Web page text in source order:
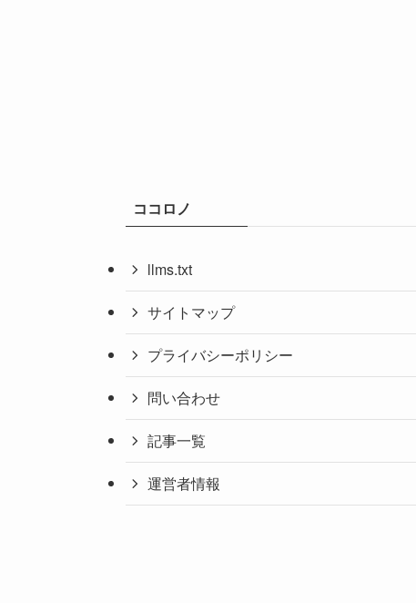
ココロノ
llms.txt
サイトマップ
プライバシーポリシー
問い合わせ
記事一覧
運営者情報